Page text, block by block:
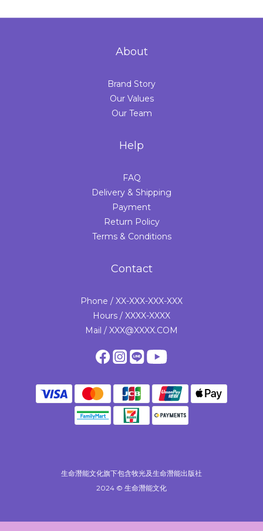
About
Brand Story
Our Values
Our Team
Help
FAQ
Delivery & Shipping
Payment
Return Policy
Terms & Conditions
Contact
Phone / XX-XXX-XXX-XXX
Hours / XXXX-XXXX
Mail / XXX@XXXX.COM
生命潛能文化旗下包含牧光及生命潛能出版社
2024 © 生命潛能文化